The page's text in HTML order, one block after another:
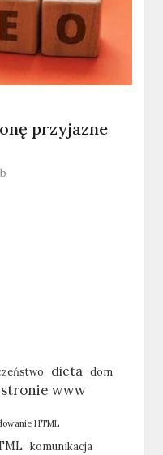
przyjazne
dieta dom
www
HTML
komunikacja